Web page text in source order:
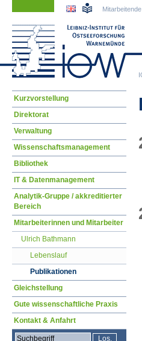
Mitarbeitende
Navigation
Kurzvorstellung
Direktorat
Verwaltung
Wissenschaftsmanagement
Bibliothek
IT & Datenmanagement
Analytik-Gruppe / akkreditierter
Bereich
Mitarbeiterinnen und Mitarbeiter
Ulrich Bathmann
Lebenslauf
Publikationen
Gleichstellung
Gute wissenschaftliche Praxis
Kontakt & Anfahrt